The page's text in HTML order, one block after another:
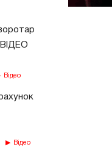
ВІДЕО
Відео
Відео